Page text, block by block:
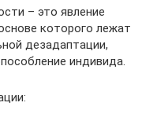
– это явление
которого лежат
дезадаптации,
индивида.